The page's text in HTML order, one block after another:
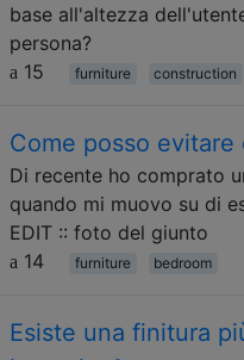
base all'altezza
persona?
15
furniture construction
Come posso
Di recente ho comprato
quando mi muovo su di
EDIT :: foto del giunto
14
furniture bedroom
Esiste una finitura